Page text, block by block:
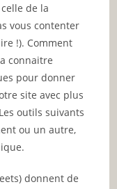
de la
vous contenter
!). Comment
connaitre
pour donner
site avec plus
outils suivants
ou un autre,
donnent de